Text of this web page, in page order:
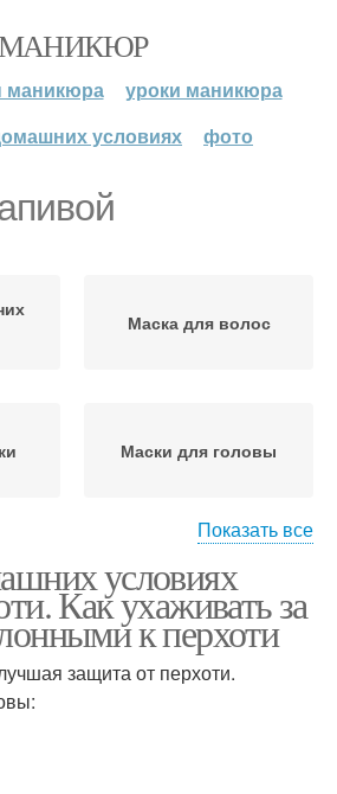
маникюра
уроки маникюра
условиях
фото
Маска для волос
Маски для головы
Эффективные маски
Показать все
условиях
Как ухаживать за
к перхоти
защита от перхоти.